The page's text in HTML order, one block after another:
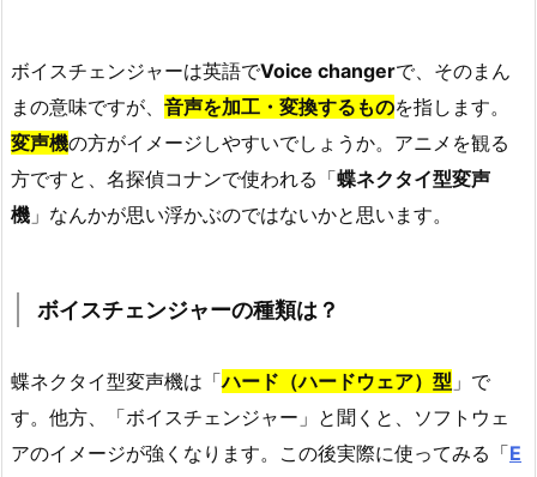
ボイスチェンジャーは英語でVoice changerで、そのまん
まの意味ですが、 音声を加工・変換するものを指します。
変声機の方がイメージしやすいでしょうか。アニメを観る
方ですと、名探偵コナンで使われる「蝶ネクタイ型変声
機 」なんかが思い浮かぶのではないかと思います。
ボイスチェンジャーの種類は？
蝶ネクタイ型変声機は「ハード（ハードウェア）型 」で
す。他方、「ボイスチェンジャー」と聞くと、ソフトウェ
アのイメージが強くなります。この後実際に使ってみる「E